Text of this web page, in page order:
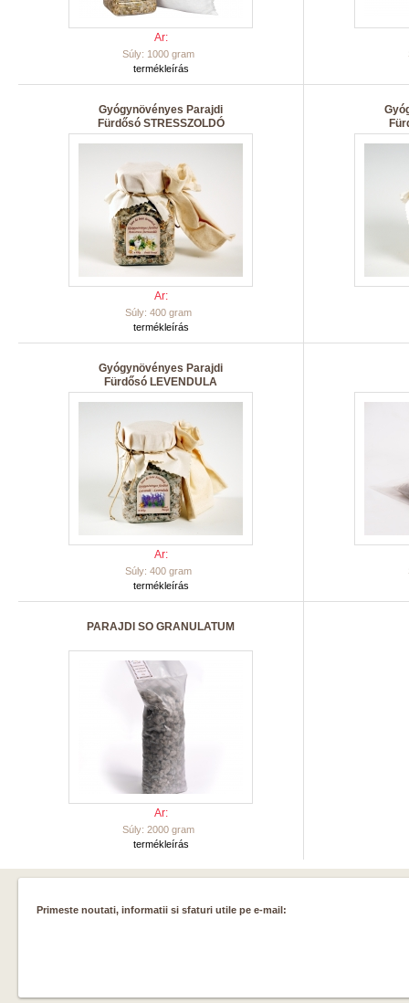
Ar:
Súly: 1000 gram
termékleírás
Gyógynövényes Parajdi
Fürdősó STRESSZOLDÓ
Ar:
Súly: 400 gram
termékleírás
Gyógynövényes Parajdi
Fürdősó LEVENDULA
Ar:
Súly: 400 gram
termékleírás
PARAJDI SO GRANULATUM
Ar:
Súly: 2000 gram
termékleírás
Primeste noutati, informatii si sfaturi utile pe e-mail: